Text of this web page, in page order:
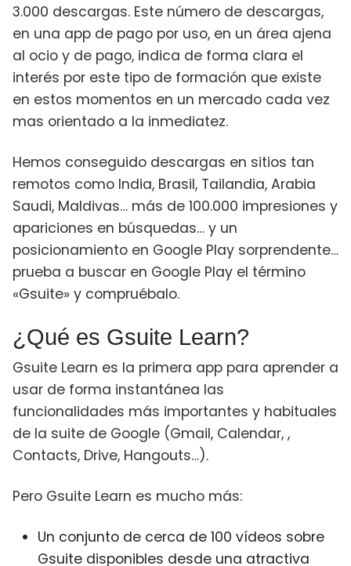
3.000 descargas. Este número de descargas,
en una app de pago por uso, en un área ajena
al ocio y de pago, indica de forma clara el
interés por este tipo de formación que existe
en estos momentos en un mercado cada vez
mas orientado a la inmediatez.
Hemos conseguido descargas en sitios tan
remotos como India, Brasil, Tailandia, Arabia
Saudi, Maldivas… más de 100.000 impresiones y
apariciones en búsquedas… y un
posicionamiento en Google Play sorprendente…
prueba a buscar en Google Play el término
«Gsuite» y compruébalo.
¿Qué es Gsuite Learn?
Gsuite Learn es la primera app para aprender a
usar de forma instantánea las
funcionalidades más importantes y habituales
de la suite de Google (Gmail, Calendar, ,
Contacts, Drive, Hangouts…).
Pero Gsuite Learn es mucho más:
Un conjunto de cerca de 100 vídeos sobre
Gsuite disponibles desde una atractiva